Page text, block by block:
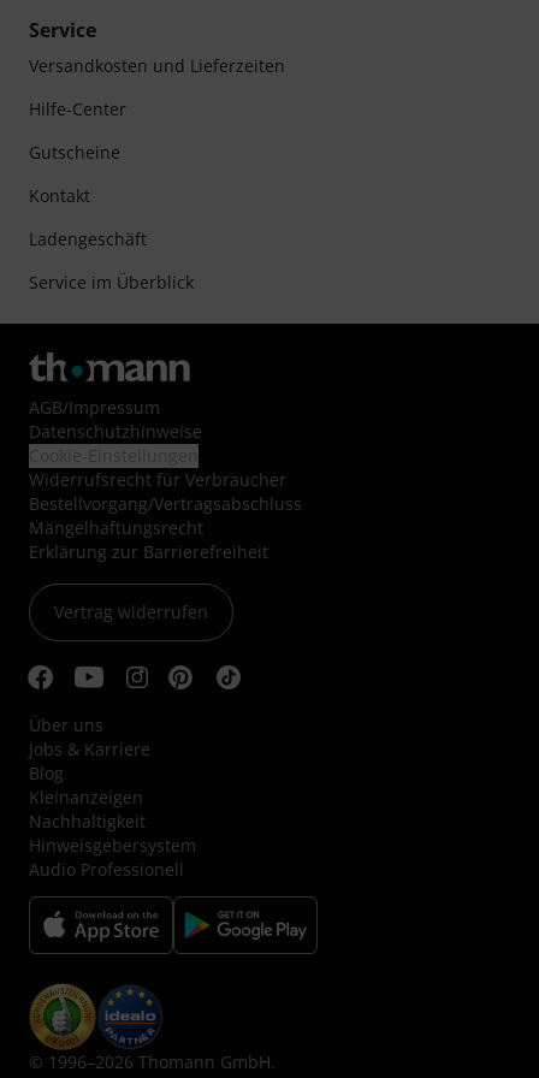
Service
Versandkosten und Lieferzeiten
Hilfe-Center
Gutscheine
Kontakt
Ladengeschäft
Service im Überblick
AGB/Impressum
Datenschutzhinweise
Widerrufsrecht für Verbraucher
Bestellvorgang/Vertragsabschluss
Mängelhaftungsrecht
Erklärung zur Barrierefreiheit
Vertrag widerrufen
Über uns
Jobs & Karriere
Blog
Kleinanzeigen
Nachhaltigkeit
Hinweisgebersystem
Audio Professionell
© 1996–2026 Thomann GmbH.